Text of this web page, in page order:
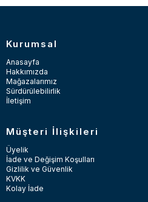
Kurumsal
Anasayfa
Hakkımızda
Mağazalarımız
Sürdürülebilirlik
İletişim
Müşteri İlişkileri
Üyelik
İade ve Değişim Koşulları
Gizlilik ve Güvenlik
KVKK
Kolay İade